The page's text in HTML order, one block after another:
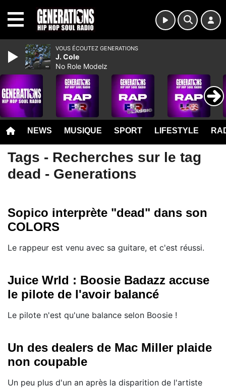
NEWS MUSIQUE SPORT LIFESTYLE
Tags - Recherches sur le tag
dead - Generations
Sopico interprète "dead" dans son
COLORS
Le rappeur est venu avec sa guitare, et c'est réussi.
Juice Wrld : Boosie Badazz accuse
le pilote de l'avoir balancé
Le pilote n'est qu'une balance selon Boosie !
Un des dealers de Mac Miller plaide
non coupable
Un peu plus d'un an après la disparition de l'artiste
VOUS ÉCOUTEZ GENERATIONS
J. Cole
No Role Modelz